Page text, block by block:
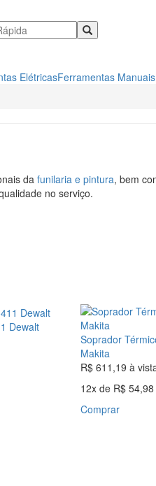
ElétricasFerramentas Manuais
da funilaria e pintura, bem
no serviço.
Dewalt
Soprador
Makita
R$ 611,19 à
12xde R$ 54,98
Comprar